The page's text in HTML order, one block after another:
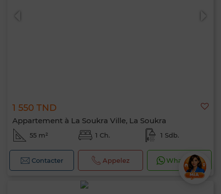
1 550 TND
Appartement à La Soukra Ville, La Soukra
55 m² 1 Ch. 1 Sdb.
Contacter Appelez WhatsApp